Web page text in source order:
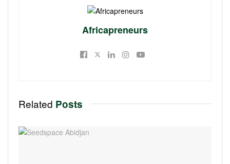
Africapreneurs
Related Posts